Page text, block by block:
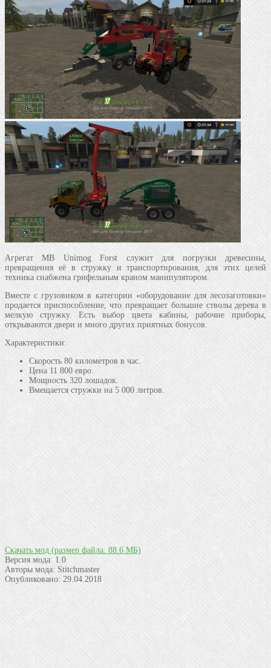
Агрегат MB Unimog Forst служит для погрузки древесины,
превращения её в стружку и транспортирования, для этих целей
техника снабжена грифельным краном манипулятором.
Вместе с грузовиком в категории «оборудование для лесозаготовки»
продается приспособление, что превращает большие стволы дерева в
мелкую стружку. Есть выбор цвета кабины, рабочие приборы,
открываются двери и много других приятных бонусов.
Характеристики:
Скорость 80 километров в час.
Цена 11 800 евро.
Мощность 320 лошадок.
Вмещается стружки на 5 000 литров.
Скачать мод (размер файла: 88.6 МБ)
Версия мода: 1.0
Авторы мода: Stitchmaster
Опубликовано: 29.04.2018